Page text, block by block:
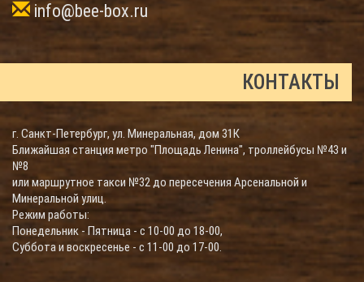
info@bee-box.ru
КОНТАКТЫ
г. Санкт-Петербург, ул. Минеральная, дом 31К
Ближайшая станция метро "Площадь Ленина", троллейбусы №43 и
№8
или маршрутное такси №32 до пересечения Арсенальной и
Минеральной улиц.
Режим работы:
Понедельник - Пятница - с 10-00 до 18-00,
Суббота и воскресенье - с 11-00 до 17-00.